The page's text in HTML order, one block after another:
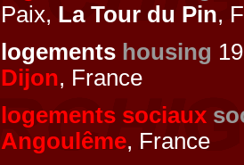
Paix, La Tour du Pin,
logements housing
Dijon, France
logements sociaux
Angoulême, France